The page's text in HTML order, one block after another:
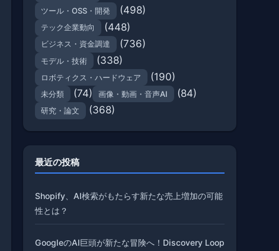
ツール・OSS・開発 (498)
テック企業動向 (448)
ビジネス・資金調達 (736)
モデル・技術 (338)
ロボティクス・ハードウェア (190)
未分類 (74) 画像・動画・音声AI (84)
研究・論文 (368)
最近の投稿
Shopify、AI検索がもたらす新たな売上増加の可能
性とは？
GoogleのAI巨頭が新たな冒険へ！Discovery Loop